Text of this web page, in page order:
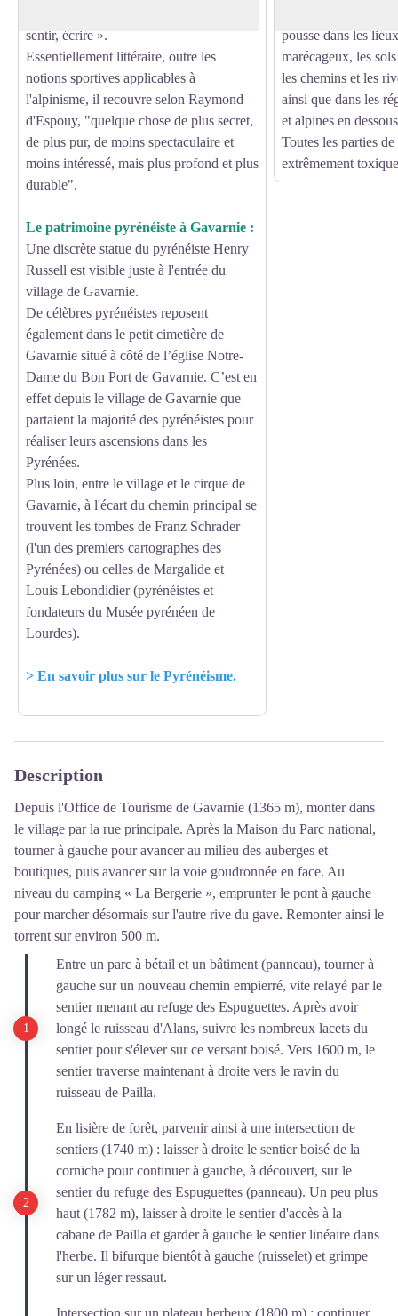
sentir, écrire ».
Essentiellement littéraire, outre les
notions sportives applicables à
l'alpinisme, il recouvre selon Raymond
d'Espouy, "quelque chose de plus secret,
de plus pur, de moins spectaculaire et
moins intéressé, mais plus profond et plus
durable".
Le patrimoine pyrénéiste à Gavarnie :
Une discrète statue du pyrénéiste Henry
Russell est visible juste à l'entrée du
village de Gavarnie.
De célèbres pyrénéistes reposent
également dans le petit cimetière de
Gavarnie situé à côté de l’église Notre-
Dame du Bon Port de Gavarnie. C’est en
effet depuis le village de Gavarnie que
partaient la majorité des pyrénéistes pour
réaliser leurs ascensions dans les
Pyrénées.
Plus loin, entre le village et le cirque de
Gavarnie, à l'écart du chemin principal se
trouvent les tombes de Franz Schrader
(l'un des premiers cartographes des
Pyrénées) ou celles de Margalide et
Louis Lebondidier (pyrénéistes et
fondateurs du Musée pyrénéen de
Lourdes).
> En savoir plus sur le Pyrénéisme.
pousse dans les
marécageux, les
les chemins et les
ainsi que dans les
et alpines en
Toutes les parties
extrêmement
Description
Depuis l'Office de Tourisme de Gavarnie (1365 m), monter dans
le village par la rue principale. Après la Maison du Parc national,
tourner à gauche pour avancer au milieu des auberges et
boutiques, puis avancer sur la voie goudronnée en face. Au
niveau du camping « La Bergerie », emprunter le pont à gauche
pour marcher désormais sur l'autre rive du gave. Remonter ainsi le
torrent sur environ 500 m.
Entre un parc à bétail et un bâtiment (panneau), tourner à
gauche sur un nouveau chemin empierré, vite relayé par le
sentier menant au refuge des Espuguettes. Après avoir
longé le ruisseau d'Alans, suivre les nombreux lacets du
sentier pour s'élever sur ce versant boisé. Vers 1600 m, le
sentier traverse maintenant à droite vers le ravin du
ruisseau de Pailla.
En lisière de forêt, parvenir ainsi à une intersection de
sentiers (1740 m) : laisser à droite le sentier boisé de la
corniche pour continuer à gauche, à découvert, sur le
sentier du refuge des Espuguettes (panneau). Un peu plus
haut (1782 m), laisser à droite le sentier d'accès à la
cabane de Pailla et garder à gauche le sentier linéaire dans
l'herbe. Il bifurque bientôt à gauche (ruisselet) et grimpe
sur un léger ressaut.